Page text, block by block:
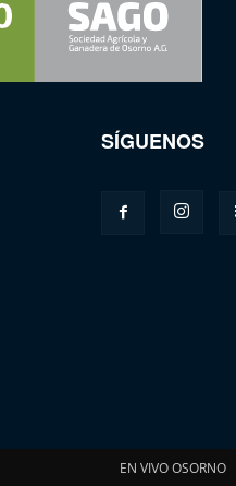
SÍGUENOS
EN VIVO OSORNO